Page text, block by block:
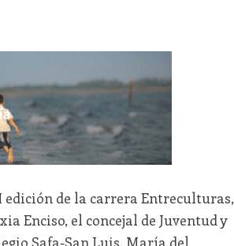
edición de la carrera Entreculturas,
Enciso, el concejal de Juventud y
Safa-San Luis, María del